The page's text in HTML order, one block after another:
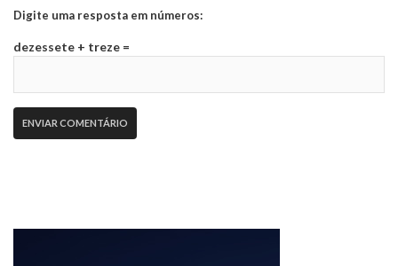
Digite uma resposta em números:
dezessete + treze =